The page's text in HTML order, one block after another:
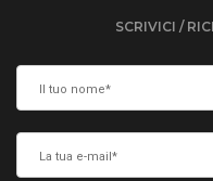
SCRIVICI /